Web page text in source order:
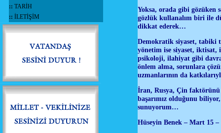
:: TARİH
:: İLETİŞİM
Yoksa, orada gibi
gözlük kullanalım biri ile
dikkat ederek…
Demokratik siyaset, tabiki
yönetim ise siyaset, iktisat,
psikoloji, ilahiyat gibi
önlem alma, sorunlara
uzmanlarının da
İran, Rusya, Çin faktörünü
başarımız olduğunu
sunuyorum…
Hüseyin Benek – Mart 15